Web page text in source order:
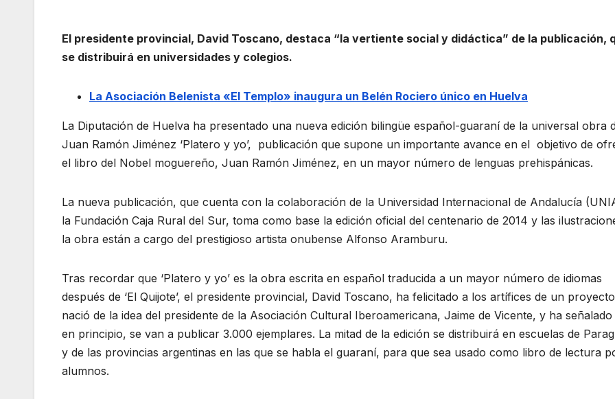
El presidente provincial, David Toscano, destaca “la vertiente social y didáctica” de la publicación,
se distribuirá en universidades y colegios.
La Asociación Belenista «El Templo» inaugura un Belén Rociero único en Huelva
La Diputación de Huelva ha presentado una nueva edición bilingüe español-guaraní de la universal obra
Juan Ramón Jiménez ‘Platero y yo’, publicación que supone un importante avance en el objetivo de
el libro del Nobel moguereño, Juan Ramón Jiménez, en un mayor número de lenguas prehispánicas.
La nueva publicación, que cuenta con la colaboración de la Universidad Internacional de Andalucía
la Fundación Caja Rural del Sur, toma como base la edición oficial del centenario de 2014 y las
la obra están a cargo del prestigioso artista onubense Alfonso Aramburu.
Tras recordar que ‘Platero y yo’ es la obra escrita en español traducida a un mayor número de idiomas
después de ‘El Quijote’, el presidente provincial, David Toscano, ha felicitado a los artífices de un
nació de la idea del presidente de la Asociación Cultural Iberoamericana, Jaime de Vicente, y ha señalado
en principio, se van a publicar 3.000 ejemplares. La mitad de la edición se distribuirá en escuelas de
y de las provincias argentinas en las que se habla el guaraní, para que sea usado como libro de lectura
alumnos.